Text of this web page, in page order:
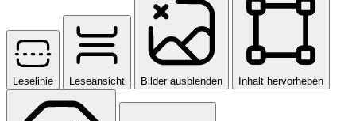
Leselinie Leseansicht Bilder ausblenden Inhalt hervorheben